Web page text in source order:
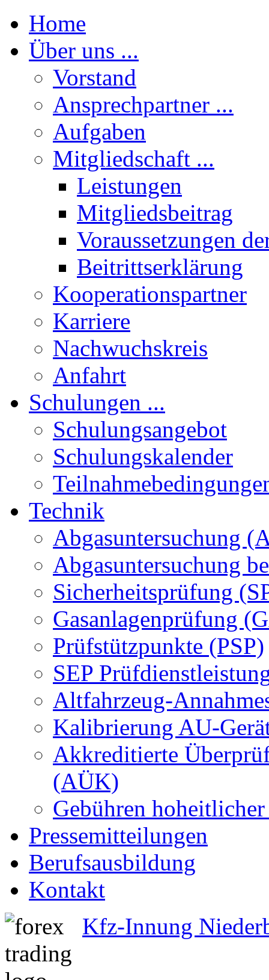
Home
Über uns ...
Vorstand
Ansprechpartner ...
Aufgaben
Mitgliedschaft ...
Leistungen
Mitgliedsbeitrag
Voraussetzungen
Beitrittserklärung
Kooperationspartner
Karriere
Nachwuchskreis
Anfahrt
Schulungen ...
Schulungsangebot
Schulungskalender
Technik
Abgasuntersuchung
Abgasuntersuchung
Sicherheitsprüfung
Gasanlagenprüfung
Prüfstützpunkte (PSP)
SEP
Altfahrzeug-
Kalibrierung AU-
Akkreditierte
(AÜK)
Gebühren
Pressemitteilungen
Berufsausbildung
Kontakt
Kfz-Innung